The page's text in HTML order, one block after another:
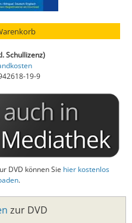
Schullizenz)
19-9
DVD können Sie hier kostenlos
.
zur DVD